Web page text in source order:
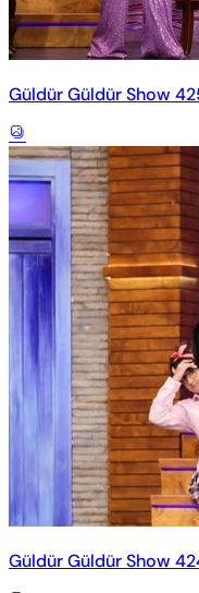
Güldür Güldür Show
Güldür Güldür Show